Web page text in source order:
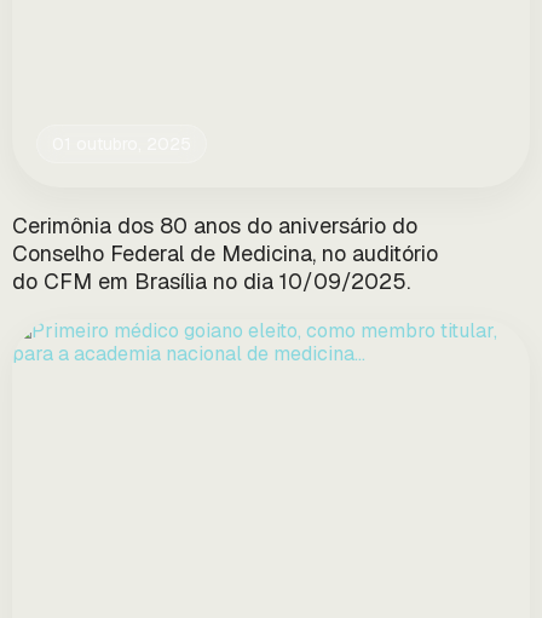
Cerimônia dos 80 anos do aniversário do
Conselho Federal de Medicina, no auditório
do CFM em Brasília no dia 10/09/2025.